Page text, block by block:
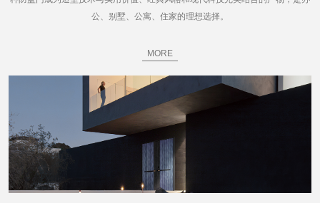
公、别墅、公寓、住家的理想选择。
MORE